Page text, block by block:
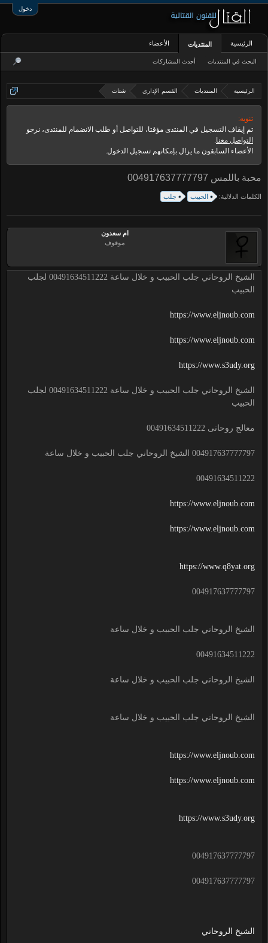
دخول
الرئيسية المنتديات القسم الإداري شتات
تنويه:
تم إيقاف التسجيل في المنتدى مؤقتا، للتواصل أو طلب الانضمام للمنتدى، نرجو
التواصل معنا.
الأعضاء السابقون ما يزال بإمكانهم تسجيل الدخول.
محبة باللمس 004917637777797
الكلمات الدلالية: الحبيب جلب
ام سعدون
موقوف
الشيخ الروحاني جلب الحبيب و خلال ساعة 00491634511222 لجلب
الحبيب
https://www.eljnoub.com
https://www.eljnoub.com
https://www.s3udy.org
الشيخ الروحاني جلب الحبيب و خلال ساعة 00491634511222 لجلب
الحبيب
معالج روحانى 00491634511222
004917637777797 الشيخ الروحاني جلب الحبيب و خلال ساعة
00491634511222
https://www.eljnoub.com
https://www.eljnoub.com
https://www.q8yat.org
004917637777797
الشيخ الروحاني جلب الحبيب و خلال ساعة
00491634511222
الشيخ الروحاني جلب الحبيب و خلال ساعة
الشيخ الروحاني جلب الحبيب و خلال ساعة
https://www.eljnoub.com
https://www.eljnoub.com
https://www.s3udy.org
004917637777797
004917637777797
الشيخ الروحاني
الرئيسية المنتديات
البحث في المنتديات أحدث المشاركات
الأعضاء